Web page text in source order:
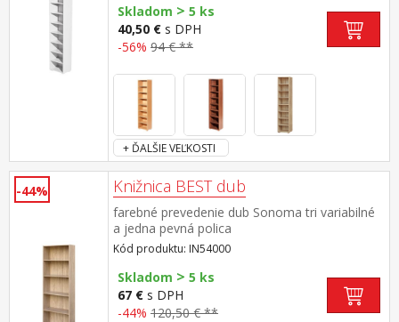
Skladom > 5 ks
40,50 € s DPH
-56% 94 € **
+ ĎALŠIE VEĽKOSTI
-44% Knižnica BEST dub
farebné prevedenie dub Sonoma tri variabilné
a jedna pevná polica
Kód produktu: IN54000
Skladom > 5 ks
67 € s DPH
-44% 120,50 € **